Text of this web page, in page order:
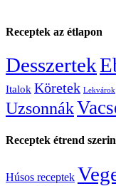
Receptek az étlapon
Desszertek
Italok Köretek Lekvárok
Uzsonnák
Receptek étrend
Húsos receptek